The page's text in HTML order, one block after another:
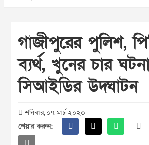
গাজীপুরের পুলিশ,
ব্যর্থ, খুনের চার
সিআইডির উদ্ঘাটন
শনিবার, ০৭ মার্চ ২০২০
শেয়ার করুন: